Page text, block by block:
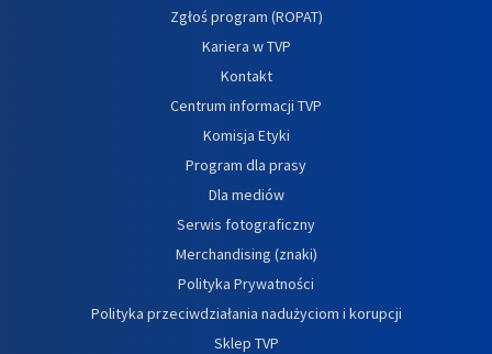
Zgłoś program (ROPAT)
Kariera w TVP
Kontakt
Centrum informacji TVP
Komisja Etyki
Program dla prasy
Dla mediów
Serwis fotograficzny
Merchandising (znaki)
Polityka Prywatności
Polityka przeciwdziałania nadużyciom i korupcji
Sklep TVP